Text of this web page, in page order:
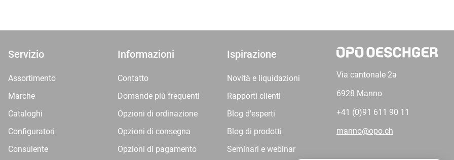
Servizio
Assortimento
Marche
Cataloghi
Configuratori
Consulente
Informazioni
Contatto
Domande più frequenti
Opzioni di ordinazione
Opzioni di consegna
Opzioni di pagamento
Ispirazione
Novità e liquidazioni
Rapporti clienti
Blog d'esperti
Blog di prodotti
Seminari e webinar
Via cantonale 2a
6928 Manno
+41 (0)91 611 90 11
manno@opo.ch